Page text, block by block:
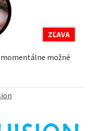
ZĽAVA
možné